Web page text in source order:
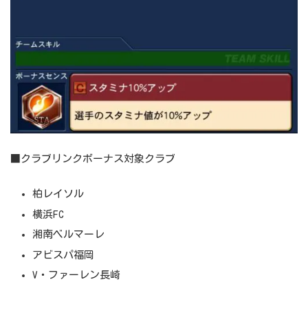
■クラブリンクボーナス対象クラブ
柏レイソル
横浜FC
湘南ベルマーレ
アビスパ福岡
V・ファーレン長崎